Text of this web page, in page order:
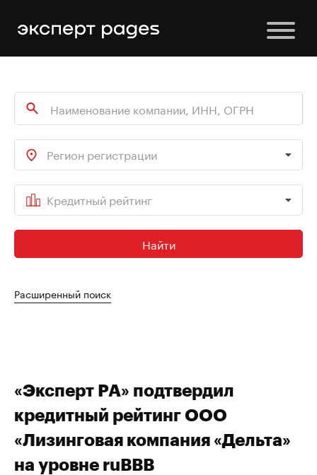
Регион регистрации
Кредитный рейтинг
Найти
Расширенный поиск
«Эксперт РА» подтвердил
кредитный рейтинг ООО
«Лизинговая компания «Дельта»
на уровне ruBBB